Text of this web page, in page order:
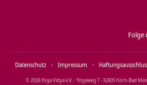
Folge
© 2026 Yoga Vidya e.V. · Yogaweg 7 · 32805 Horn‑Bad
Datenschutz Impressum